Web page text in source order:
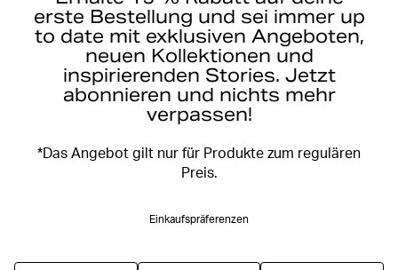
erste Bestellung und sei immer up
to date mit exklusiven Angeboten,
neuen Kollektionen und
inspirierenden Stories. Jetzt
abonnieren und nichts mehr
verpassen!
*Das Angebot gilt nur für Produkte zum regulären
Preis.
Einkaufspräferenzen